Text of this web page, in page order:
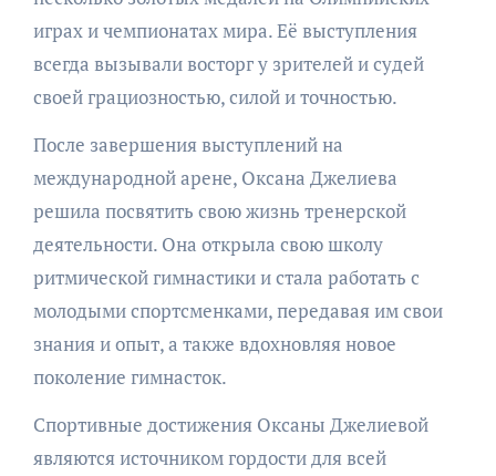
играх и чемпионатах мира. Её выступления
всегда вызывали восторг у зрителей и судей
своей грациозностью, силой и точностью.
После завершения выступлений на
международной арене, Оксана Джелиева
решила посвятить свою жизнь тренерской
деятельности. Она открыла свою школу
ритмической гимнастики и стала работать с
молодыми спортсменками, передавая им свои
знания и опыт, а также вдохновляя новое
поколение гимнасток.
Спортивные достижения Оксаны Джелиевой
являются источником гордости для всей